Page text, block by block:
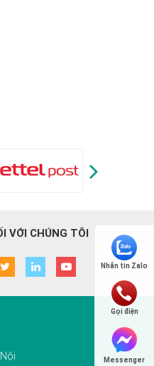
VỚI CHÚNG TÔI
Nhắn tin Zalo
Gọi điện
Messenger